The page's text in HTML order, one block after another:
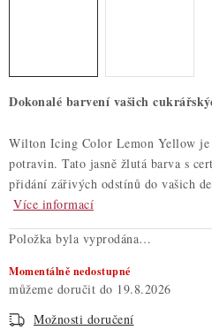
Hodnocení obchodu
Blog
Podmínky ochrany osobních údajů
Dokonalé barvení vašich
Wilton Icing Color Lemon Yellow je
potravin. Tato jasně žlutá barva s
přidání zářivých odstínů do vašich
Více informací
Položka byla vyprodána…
Momentálně nedostupné
19.8.2026
Možnosti doručení